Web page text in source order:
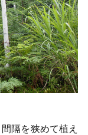
隔を狭めて植え